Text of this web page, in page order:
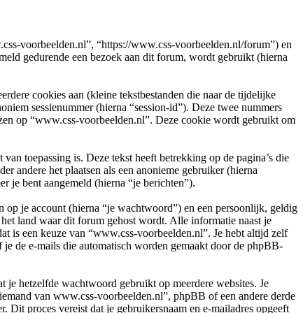
voorbeelden.nl”, “https://www.css-voorbeelden.nl/forum”) en
gedurende een bezoek aan dit forum, wordt gebruikt (hierna
cookies aan (kleine tekstbestanden die naar de tijdelijke
sessienummer (hierna “session-id”). Deze twee nummers
op “www.css-voorbeelden.nl”. Deze cookie wordt gebruikt om
toepassing is. Deze tekst heeft betrekking op de pagina’s die
andere het plaatsen als een anonieme gebruiker (hierna
je bent aangemeld (hierna “je berichten”).
op je account (hierna “je wachtwoord”) en een persoonlijk, geldig
land waar dit forum gehost wordt. Alle informatie naast je
is een keuze van “www.css-voorbeelden.nl”. Je hebt altijd zelf
de e-mails die automatisch worden gemaakt door de phpBB-
je hetzelfde wachtwoord gebruikt op meerdere websites. Je
van www.css-voorbeelden.nl”, phpBB of een andere derde
proces vereist dat je gebruikersnaam en e-mailadres opgeeft